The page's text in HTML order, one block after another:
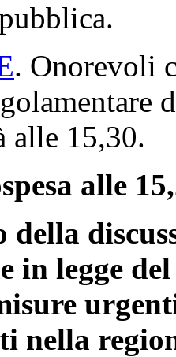
. Onorevoli
alle 15,30.
alle
della
in legge
nella